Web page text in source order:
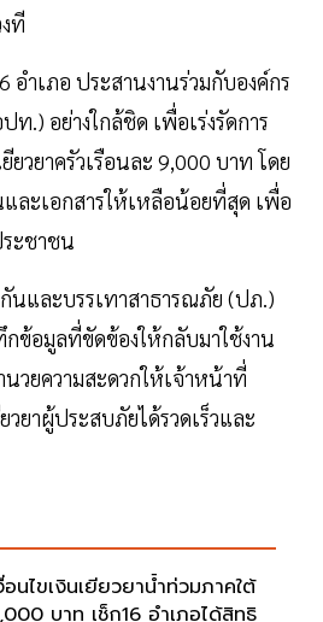
ที
อำเภอ ประสานงานร่วมกับองค์กร
.) อย่างใกล้ชิด เพื่อเร่งรัดการ
วยาครัวเรือนละ 9,000 บาท โดย
ละเอกสารให้เหลือน้อยที่สุด เพื่อ
ะชาชน
นและบรรเทาสาธารณภัย (ปภ.)
กข้อมูลที่ขัดข้องให้กลับมาใช้งาน
ยความสะดวกให้เจ้าหน้าที่
วยาผู้ประสบภัยได้รวดเร็วและ
อนไขเงินเยียวยาน้ำท่วมภาคใต้
บาท เช็ก16 อำเภอได้สิทธิ